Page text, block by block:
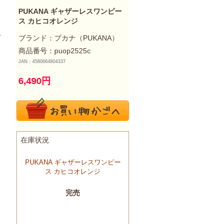
PUKANA ギャザーレスワンピー
ス カヒコオレンジ
ブランド：プカナ（PUKANA）
商品番号：puop2525c
JAN：4580664804337
6,490円